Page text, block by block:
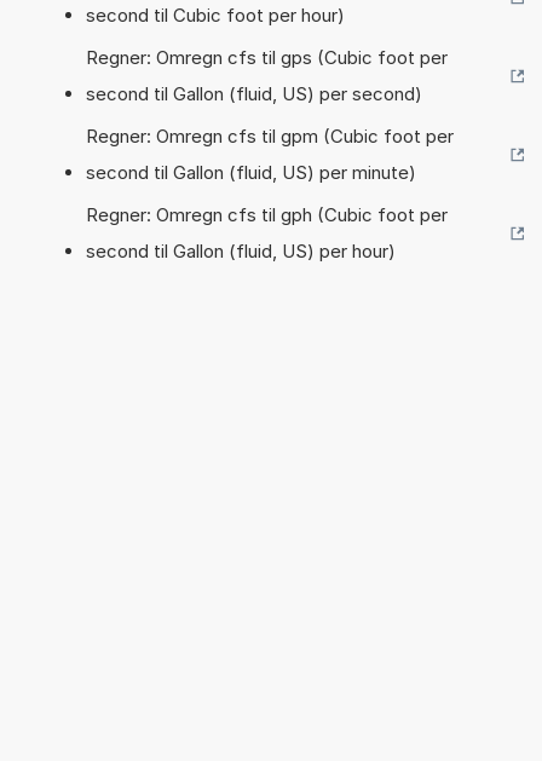
second til Cubic foot per hour)
Regner: Omregn cfs til gps (Cubic foot per
second til Gallon (fluid, US) per second)
Regner: Omregn cfs til gpm (Cubic foot per
second til Gallon (fluid, US) per minute)
Regner: Omregn cfs til gph (Cubic foot per
second til Gallon (fluid, US) per hour)